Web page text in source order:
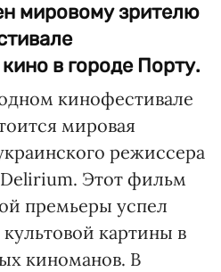
мировому зрителю
в городе Порту.
кинофестивале
мировая
режиссера
Этот фильм
премьеры успел
картины в
киноманов. В